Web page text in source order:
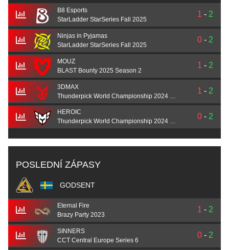
B8 Esports
StarLadder StarSeries Fall 2025
1 - 2
Ninjas in Pyjamas
StarLadder StarSeries Fall 2025
0 - 2
MOUZ
BLAST Bounty 2025 Season 2
1 - 2
3DMAX
1 - 2
HEROIC
Thunderpick World Championship 2024 Finals
0 - 2
POSLEDNÍ ZÁPASY
GODSENT
Eternal Fire
Brazy Party 2023
1 - 2
SINNERS
CCT Central Europe Series 6
0 - 2